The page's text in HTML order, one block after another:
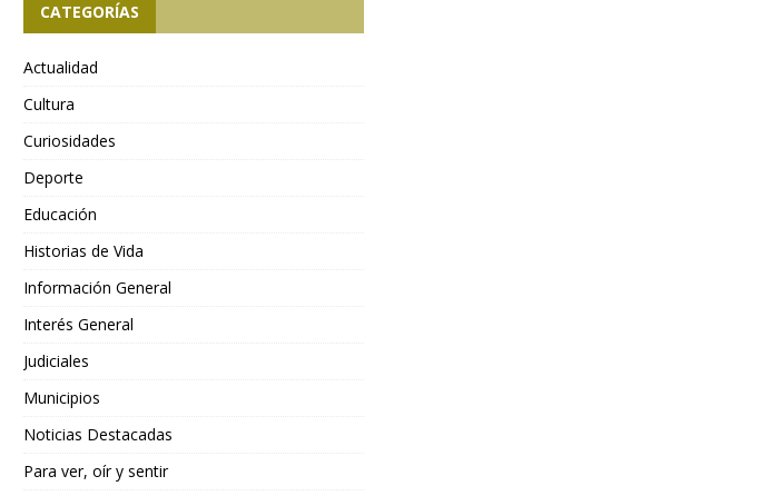
CATEGORÍAS
Actualidad
Cultura
Curiosidades
Deporte
Educación
Historias de Vida
Información General
Interés General
Judiciales
Municipios
Noticias Destacadas
Para ver, oír y sentir